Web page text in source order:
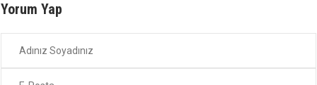
Yorum Yap